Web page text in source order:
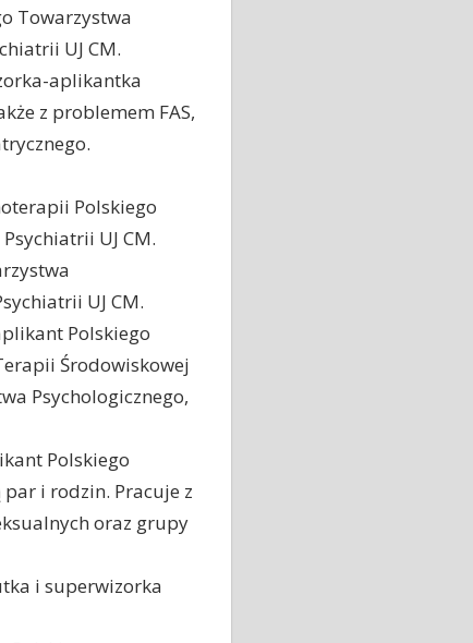
Towarzystwa
UJ CM.
aplikantka
z problemem FAS,
Polskiego
UJ CM.
UJ CM.
Polskiego
Środowiskowej
Psychologicznego,
Polskiego
i rodzin. Pracuje z
oraz grupy
i superwizorka